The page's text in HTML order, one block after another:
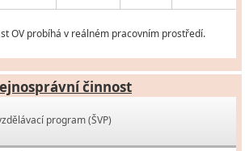
OV probíhá v reálném pracovním prostředí.
činnost
program (ŠVP)